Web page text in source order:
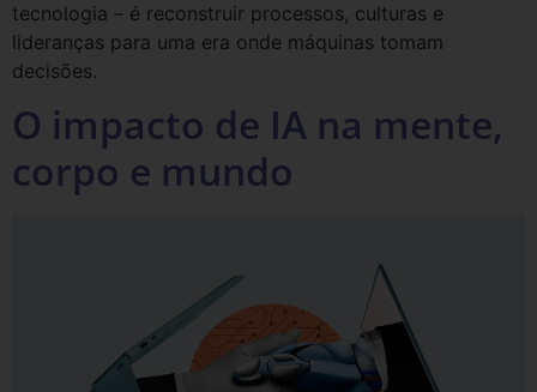
tecnologia – é reconstruir processos, culturas e
lideranças para uma era onde máquinas tomam
decisões.
O impacto de IA na mente,
corpo e mundo